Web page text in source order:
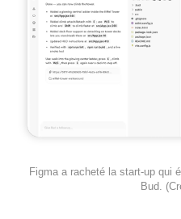
Figma a racheté la start-up qui
Bud.